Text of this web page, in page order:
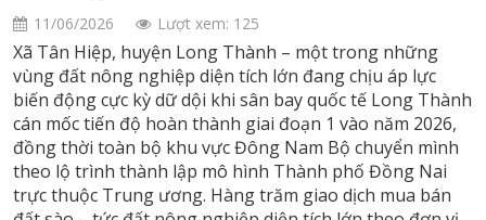
11/06/2026 Lượt xem: 125
Xã Tân Hiệp, huyện Long Thành – một trong những
vùng đất nông nghiệp diện tích lớn đang chịu áp lực
biến động cực kỳ dữ dội khi sân bay quốc tế Long Thành
cán mốc tiến độ hoàn thành giai đoạn 1 vào năm 2026,
đồng thời toàn bộ khu vực Đông Nam Bộ chuyển mình
theo lộ trình thành lập mô hình Thành phố Đồng Nai
trực thuộc Trung ương. Hàng trăm giao dịch mua bán